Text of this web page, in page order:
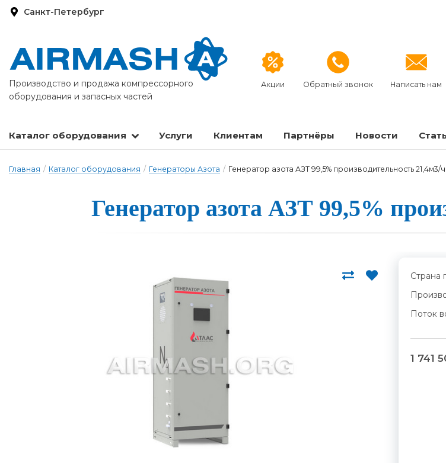
Санкт-Петербург
Производство и продажа компрессорного
оборудования и запасных частей
Акции Обратный звонок Написать нам
Каталог оборудования Услуги Клиентам Партнёры Новости
Главная / Каталог оборудования / Генераторы Азота / Генератор азота АЗТ 99,5% производительность 21,4м3/ч
Генера­тор а­зо­та АЗТ 99,5%
Страна
Поток
1 741